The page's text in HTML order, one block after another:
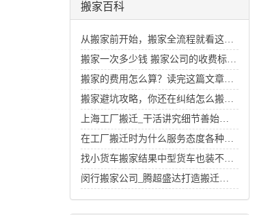
搬家百科
从搬家前开始，搬家全流程就看这一篇
搬家一次多少钱 搬家公司的收费标准价目表_搬家费用价格明细
搬家的费用怎么算？读完这篇文章你就知道了
搬家避坑攻略，你还在纠结怎么搬家好么？
上海工厂搬迁_干活讲究细节善始善终
在工厂搬迁时为什么服务态度各种各样
找小货车搬家结果中型货车也装不下的经历
闵行搬家公司_腾超盛达打造搬迁行业里的招牌